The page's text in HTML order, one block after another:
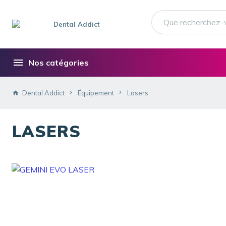
Nos catégories
Dental Addict Équipement Lasers
LASERS